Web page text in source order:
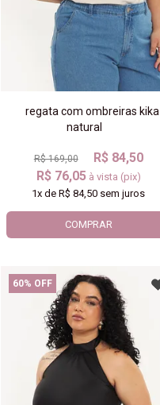
regata com ombreiras kika
natural
R$ 169,00
R$ 84,50
R$ 76,05 à vista (pix)
1x deR$ 84,50 sem juros
COMPRAR
60% OFF